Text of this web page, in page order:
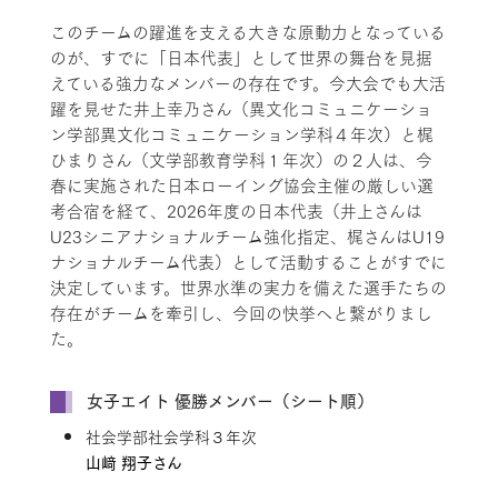
このチームの躍進を支える大きな原動力となっている
のが、すでに「日本代表」として世界の舞台を見据
えている強力なメンバーの存在です。今大会でも大活
躍を見せた井上幸乃さん（異文化コミュニケーショ
ン学部異文化コミュニケーション学科４年次）と梶
ひまりさん（文学部教育学科１年次）の２人は、今
春に実施された日本ローイング協会主催の厳しい選
考合宿を経て、2026年度の日本代表（井上さんは
U23シニアナショナルチーム強化指定、梶さんはU19
ナショナルチーム代表）として活動することがすでに
決定しています。世界水準の実力を備えた選手たちの
存在がチームを牽引し、今回の快挙へと繋がりまし
た。
女子エイト 優勝メンバー（シート順）
社会学部社会学科３年次
山﨑 翔子さん